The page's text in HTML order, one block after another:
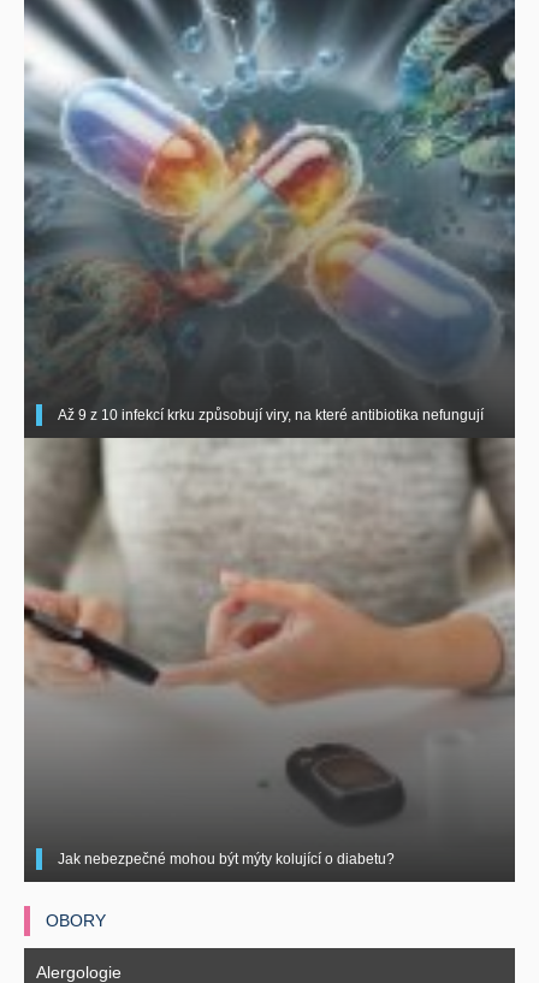
Až 9 z 10 infekcí krku způsobují viry, na které antibiotika nefungují
Jak nebezpečné mohou být mýty kolující o diabetu?
OBORY
Alergologie